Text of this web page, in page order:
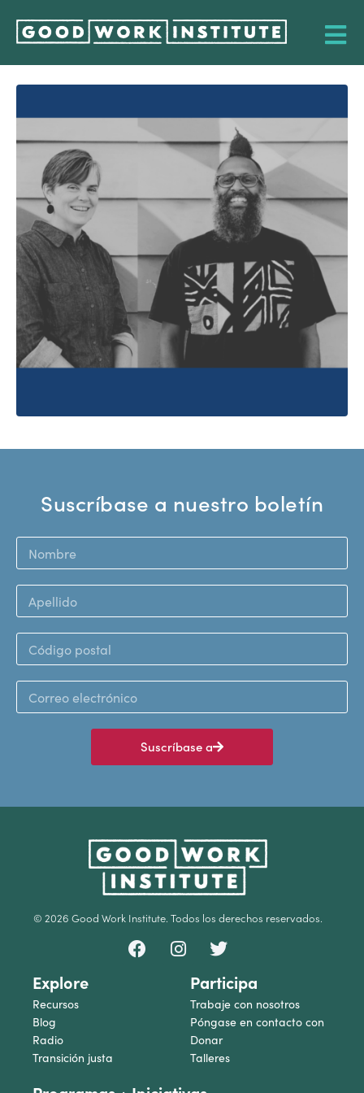
Suscríbase a nuestro boletín
Suscríbase a
© 2026 Good Work Institute. Todos los derechos reservados.
Explore
Recursos
Blog
Radio
Transición justa
Participa
Trabaje con nosotros
Póngase en contacto con
Donar
Talleres